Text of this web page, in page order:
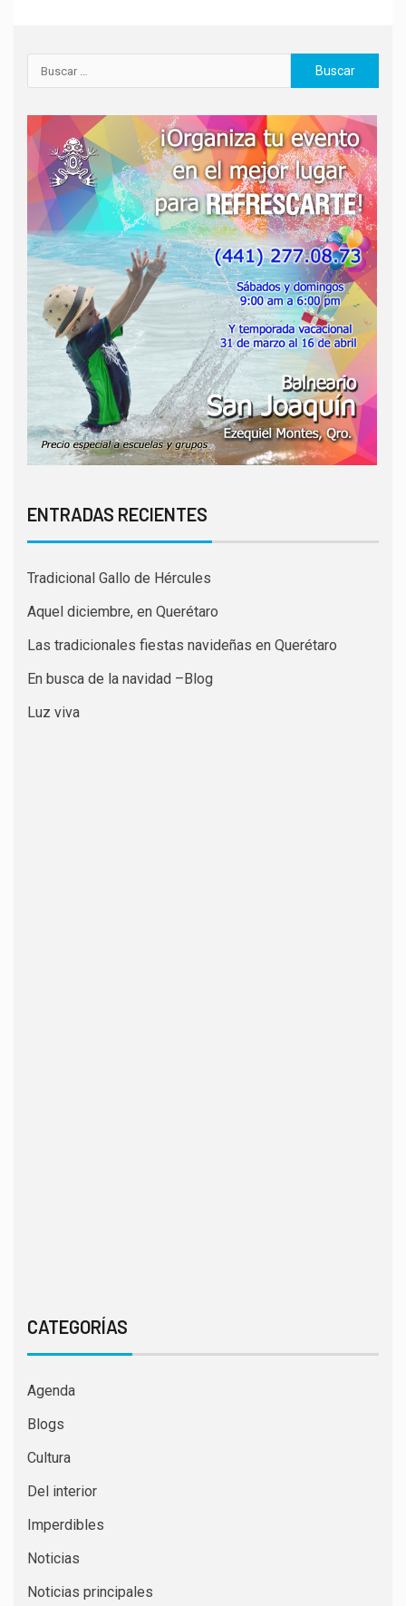
ENTRADAS RECIENTES
Tradicional Gallo de Hércules
Aquel diciembre, en Querétaro
Las tradicionales fiestas navideñas en Querétaro
En busca de la navidad –Blog
Luz viva
CATEGORÍAS
Agenda
Blogs
Cultura
Del interior
Imperdibles
Noticias
Noticias principales